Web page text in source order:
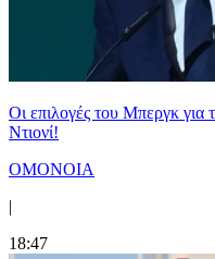
Οι επιλογές του Μπεργκ
Ντιονί!
ΟΜΟΝΟΙΑ
|
18:47